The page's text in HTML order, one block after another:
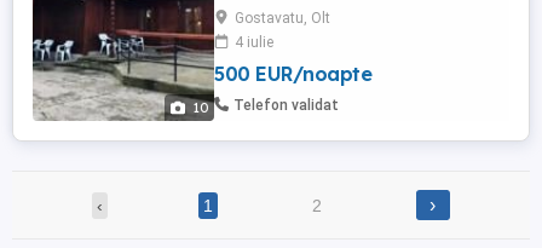
10
lemn, caramida si beton are in
componenta 3 camere, sala disco, sala
jocuri, bar, bucatarie tip fast- food, baie,
magazie alimente si garaj + 2 terase de
vara, sistem de alarma si sistem de
Gostavatu, Olt
4 iulie
500 EUR/noapte
Telefon validat
‹ 1 2 ›